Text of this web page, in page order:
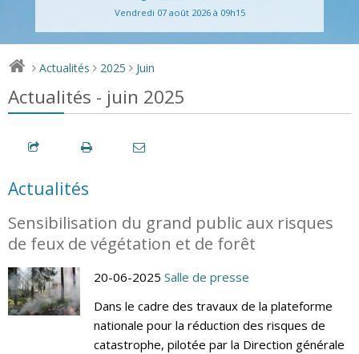
Vendredi 07 août 2026 à 09h15
> Actualités > 2025 > Juin
Actualités - juin 2025
Actualités
Sensibilisation du grand public aux risques
de feux de végétation et de forêt
20-06-2025 Salle de presse
Dans le cadre des travaux de la plateforme
nationale pour la réduction des risques de
catastrophe, pilotée par la Direction générale